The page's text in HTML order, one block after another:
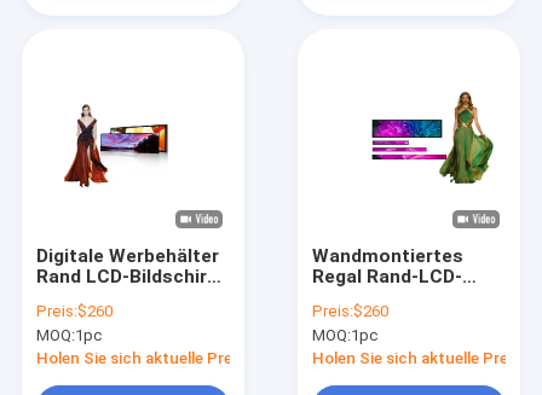
Digitale Werbehälter
Rand LCD-Bildschirm
Poster OEM ODM
Preis:$260
MOQ:1pc
Holen Sie sich aktuelle Preis
Wandmontiertes
Regal Rand-LCD-
Stretched Bar-Typ-
LCD-Display für den
Supermarkt Mall
Preis:$260
MOQ:1pc
Holen Sie sich aktuelle Preis